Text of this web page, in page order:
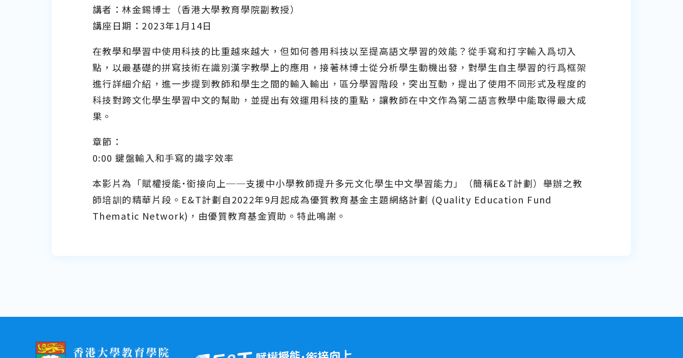
講者：林金錫博士（香港大學教育學院副教授）
講座日期：2023年1月14日
在教學和學習中使用科技的比重越來越大，但如何善用科技以至提高語文學習的效能？從手寫和打字輸入爲切入
點，以最基礎的拼寫技術在識別漢字教學上的應用，接著林博士從分析學生動機出發，對學生自主學習的行爲框架
進行詳細介紹，進一步提到教師和學生之間的輸入輸出，區分學習階段，突出互動，提出了使用不同形式及程度的
科技對跨文化學生學習中文的幫助，並提出有效運用科技的重點，讓教師在中文作為第二語言教學中能取得最大成
果。
章節：
0:00 鍵盤輸入和手寫的識字效率
本影片為「賦權授能˙銜接向上──支援中小學教師提升多元文化學生中文學習能力」（簡稱E&T計劃）舉辦之教
師培訓的精華片段。E&T計劃自2022年9月起成為優質教育基金主題網絡計劃 (Quality Education Fund
Thematic Network)，由優質教育基金資助。特此鳴謝。